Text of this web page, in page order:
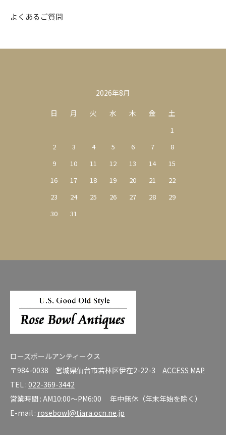
よくあるご質問
2026年8月
日
月 火 水 木 金 土
1
2
3 4 5 6 7
8
9
10 11 12 13 14
15
16
17 18 19 20 21
22
23
24 25 26 27 28
29
30
31
ローズボールアンティークス
〒984-0038 宮城県仙台市若林区伊在2-22-3 ACCESS MAP
TEL : 022-369-3442
営業時間 : AM10:00～PM6:00 年中無休（年末年始を除く）
E-mail : rosebowl@tiara.ocn.ne.jp